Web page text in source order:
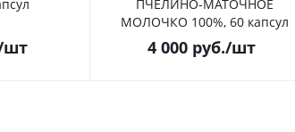
ПЧЕЛИНО-МАТОЧНОЕ
МОЛОЧКО 100%, 60 капсул
4 000руб./шт